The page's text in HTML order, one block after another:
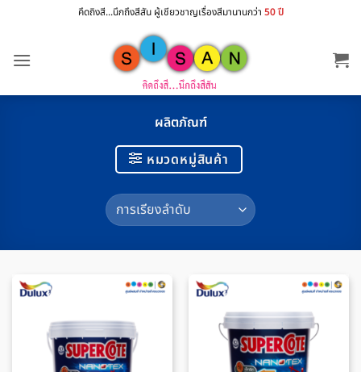
เนื้อหา
คึดถิงสี...นึกถึงสีสัน ผู้เชียวชาญเรื่องสีมานานกว่า 50 ปี
ผลิตภัณฑ์
หมวดหมู่สินค้า